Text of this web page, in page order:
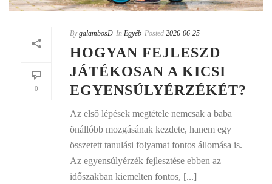
0
By galambosD In Egyéb Posted 2026-06-25
HOGYAN FEJLESZD
JÁTÉKOSAN A KICSI
EGYENSÚLYÉRZÉKÉT?
Az első lépések megtétele nemcsak a baba
önállóbb mozgásának kezdete, hanem egy
összetett tanulási folyamat fontos állomása is.
Az egyensúlyérzék fejlesztése ebben az
időszakban kiemelten fontos, [...]